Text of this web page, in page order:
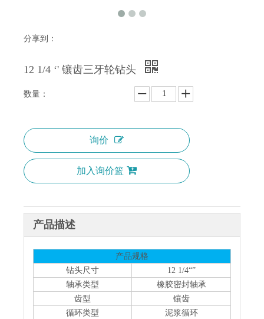
分享到：
12 1/4 ‘' 镶齿三牙轮钻头
数量：
询价
加入询价篮
产品描述
产品规格
钻头尺寸
12 1/4“”
轴承类型
橡胶密封轴承
齿型
镶齿
循环类型
泥浆循环